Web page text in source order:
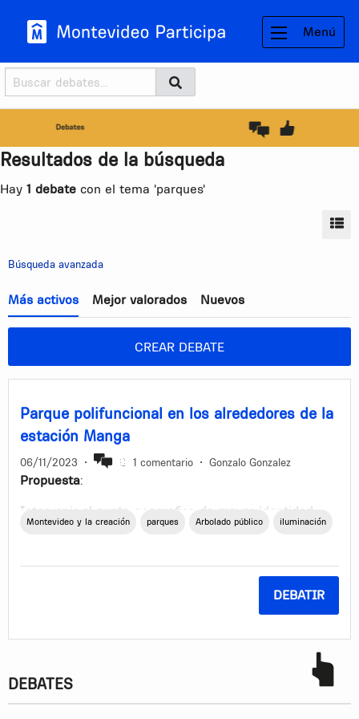
Menú
Buscador
Buscar BUSCAR
Resultados de la búsqueda
Hay 1 debate con el tema 'parques'
Búsqueda avanzada
Más activos Mejor valorados Nuevos
CREAR DEBATE
Parque polifuncional en los alrededores de la
estación Manga
06/11/2023 • 1 comentario • Gonzalo Gonzalez
Propuesta:
Intervenir el punto geografico de mayor identidad
barrial como lo es la zona de la estación Manga y sus
verdes comprendidas entre Belloni , Carlos A. Lopez y
Crear comunidad , identidad y arraigo en el barrio
Intervenciones
Montevideo y la creación parques Arbolado público iluminación
DEBATIR
DEBATES